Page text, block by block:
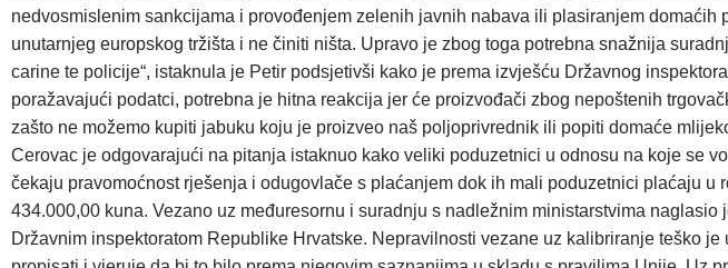
nedvosmislenim sankcijama i provođenjem zelenih javnih nabava ili plasiranjem
unutarnjeg europskog tržišta i ne činiti ništa. Upravo je zbog toga potrebna snažnija
carine te policije“, istaknula je Petir podsjetivši kako je prema izvješću Državnog
poražavajući podatci, potrebna je hitna reakcija jer će proizvođači zbog nepoštenih
zašto ne možemo kupiti jabuku koju je proizveo naš poljoprivrednik ili popiti domaće
Cerovac je odgovarajući na pitanja istaknuo kako veliki poduzetnici u odnosu na koje se
čekaju pravomoćnost rješenja i odugovlače s plaćanjem dok ih mali poduzetnici plaćaju
434.000,00 kuna. Vezano uz međuresornu i suradnju s nadležnim ministarstvima
Državnim inspektoratom Republike Hrvatske. Nepravilnosti vezane uz kalibriranje teško